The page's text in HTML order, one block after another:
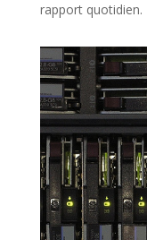
rapport quotidien.